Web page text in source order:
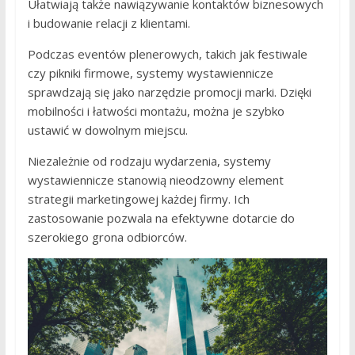
Ułatwiają także nawiązywanie kontaktów biznesowych
i budowanie relacji z klientami.
Podczas eventów plenerowych, takich jak festiwale
czy pikniki firmowe, systemy wystawiennicze
sprawdzają się jako narzędzie promocji marki. Dzięki
mobilności i łatwości montażu, można je szybko
ustawić w dowolnym miejscu.
Niezależnie od rodzaju wydarzenia, systemy
wystawiennicze stanowią nieodzowny element
strategii marketingowej każdej firmy. Ich
zastosowanie pozwala na efektywne dotarcie do
szerokiego grona odbiorców.